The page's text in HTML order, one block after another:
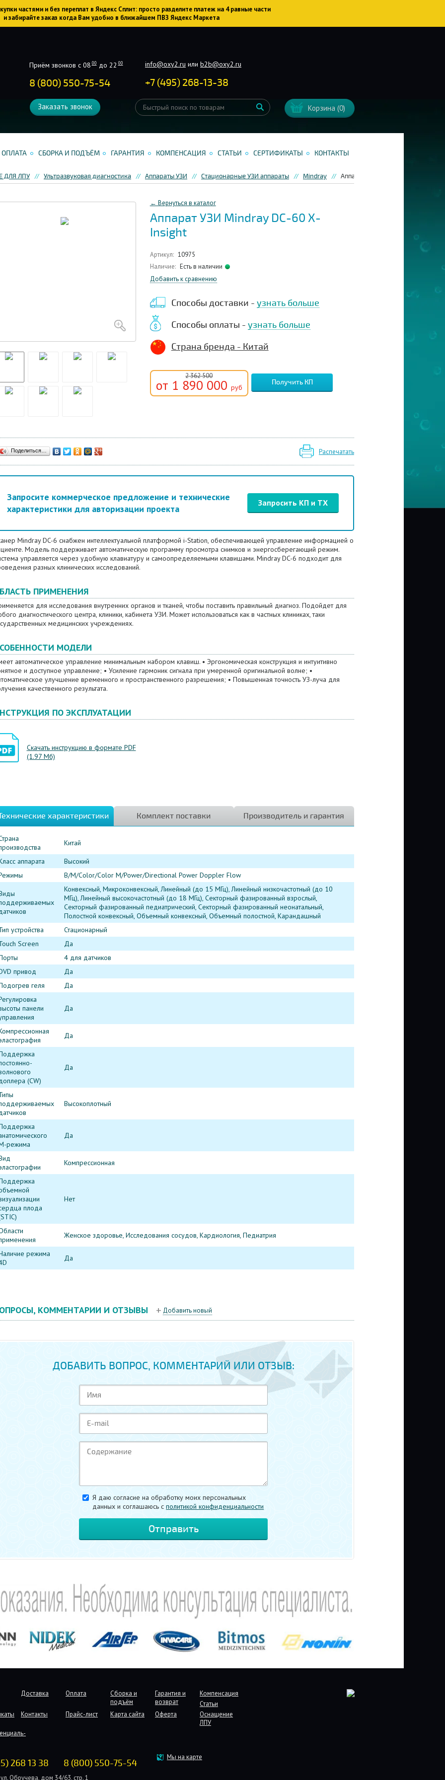
частями и без переплат в Яндекс Сплит: просто разделите платеж на 4 равные части
и забирайте заказ когда Вам удобно в ближайшем ПВЗ Яндекс Маркета
Приём звонков с 08 00до 22 00
8 (800) 550-75-54
info@oxy2.ru илиb2b@oxy2.ru
+7 (495) 268-13-38
Заказать звонок Корзина(0)
ОПЛАТА СБОРКА И ПОДЪЁМ ГАРАНТИЯ КОМПЕНСАЦИЯ СТАТЬИ СЕРТИФИКАТЫ КОНТАКТЫ
ДЛЯ ЛПУ Ультразвуковая диагностика Аппараты УЗИ Стационарные УЗИ аппараты Mindray Аппарат УЗИ Mindray DC-60 X-
← Вернуться в каталог
Аппарат УЗИ Mindray DC-60 X-
Insight
Артикул: 10975
Наличие: Есть в наличии
Добавить к сравнению
Способы доставки - узнать больше
Способы оплаты - узнать больше
Страна бренда - Китай
2 362 500
от 1 890 000 руб
Получить КП
Поделиться… Распечатать
Запросите коммерческое предложение и технические
характеристики для авторизации проекта
Запросить КП и ТХ
Mindray DC-6 снабжен интеллектуальной платформой i-Station, обеспечивающей управление информацией о
Модель поддерживает автоматическую программу просмотра снимков и энергосберегающий режим.
управляется через удобную клавиатуру и самоопределяемыми клавишами. Mindray DC-6 подходит для
разных клинических исследований.
ПРИМЕНЕНИЯ
для исследования внутренних органов и тканей, чтобы поставить правильный диагноз. Подойдет для
диагностического центра, клиники, кабинета УЗИ. Может использоваться как в частных клиниках, таки
медицинских учреждениях.
МОДЕЛИ
автоматическое управление минимальным набором клавиш. • Эргономическая конструкция и интуитивно
и доступное управление; • Усиление гармоник сигнала при умеренной оригинальной волне; •
улучшение временного и пространственного разрешения; • Повышенная точность УЗ-луча для
качественного результата.
ПО ЭКСПЛУАТАЦИИ
Скачать инструкцию в формате PDF
(1.97 Мб)
характеристики Комплект поставки Производитель и гарантия
Китай
аппарата
Высокий
B/M/Color/Color M/Power/Directional Power Doppler Flow
Конвексный, Микроконвексный, Линейный (до 15 МГц), Линейный низкочастотный (до 10
МГц), Линейный высокочастотный (до 18 МГц), Секторный фазированный взрослый,
Секторный фазированный педиатрический, Секторный фазированный неонатальный,
Полостной конвексный, Объемный конвексный, Объемный полостной, Карандашный
устройства
Стационарный
Screen
Да
4 для датчиков
привод
Да
геля
Да
панели
Да
Да
(CW)
Да
Высокоплотный
режима
Да
Компрессионная
плода
Нет
Женское здоровье, Исследования сосудов, Кардиология, Педиатрия
режима
Да
КОММЕНТАРИИ И ОТЗЫВЫ Добавить новый
ДОБАВИТЬ ВОПРОС, КОММЕНТАРИЙ ИЛИ ОТЗЫВ:
Я даю согласие на обработку моих персональных
данных и соглашаюсь cполитикой конфиденциальности
Доставка Оплата
Сборка и
подъём
Гарантия и
возврат
Компенсация
Статьи
Контакты Прайс-лист Карта сайта Оферта
Оснащение
ЛПУ
268 13 38 8 (800) 550-75-54
Обручева, дом 34/63, стр. 1
Мы на карте